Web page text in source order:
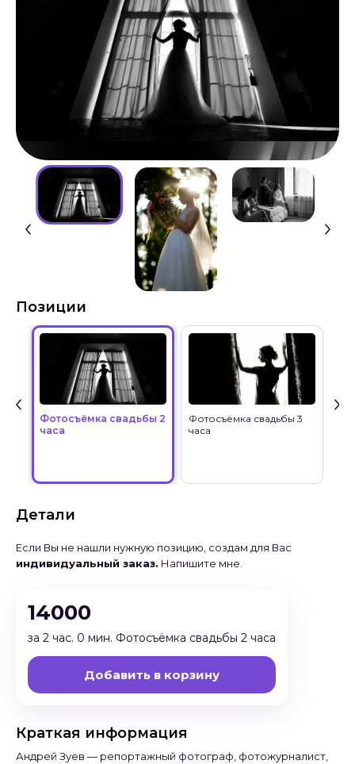
Позиции
Фотосъёмка свадьбы 2
часа
Фотосъёмка свадьбы 3
часа
Детали
Если Вы не нашли нужную позицию, создам для Вас
индивидуальный заказ. Напишите мне.
14000
за 2 час. 0 мин. Фотосъёмка свадьбы 2 часа
Добавить в корзину
Краткая информация
Андрей Зуев — репортажный фотограф, фотожурналист,